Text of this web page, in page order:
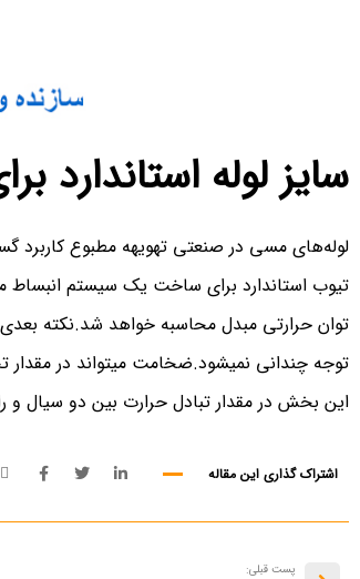
سایز لوله استاندارد
لوله‌های مسی در صنعتی تهویهه مطبوع کاربرد
تیوب استاندارد برای ساخت یک سیستم انبساط
توان حرارتی مبدل محاسبه خواهد شد.نکته
توجه چندانی نمیشود.ضخامت میتواند در
این بخش در مقدار تبادل حرارت بین دو سیال و
اشتراک گذاری این مقاله
پست قبلی: